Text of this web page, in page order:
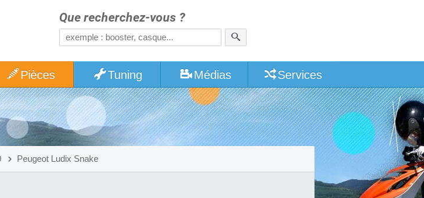
Que recherchez-vous ?
Pièces Tuning Médias Services
Peugeot Ludix Snake